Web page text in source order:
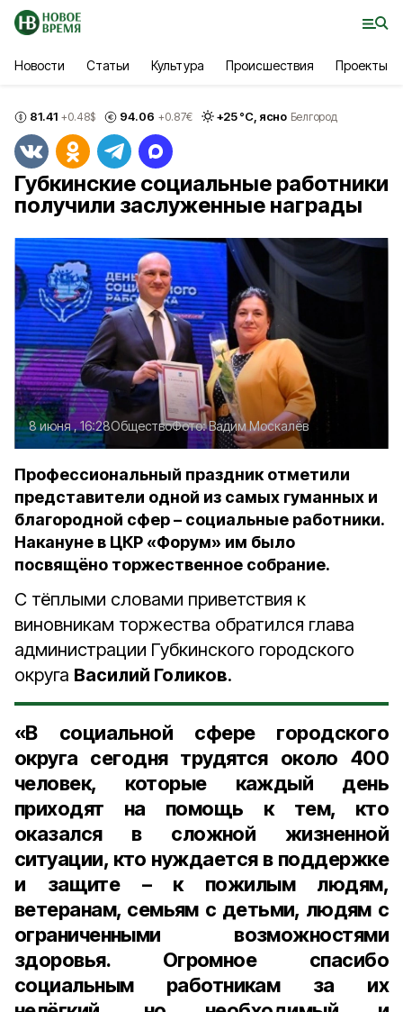
Новости Статьи Культура Происшествия Проекты
81.41 +0.48$ 94.06 +0.87€ +25°С, ясно Белгород
Губкинские социальные работники
получили заслуженные награды
8 июня , 16:28ОбществоФото:Вадим Москалёв
Профессиональный праздник отметили
представители одной из самых гуманных и
благородной сфер – социальные работники.
Накануне в ЦКР «Форум» им было
посвящёно торжественное собрание.
С тёплыми словами приветствия к
виновникам торжества обратился глава
администрации Губкинского городского
округа Василий Голиков.
«В социальной сфере городского
округа сегодня трудятся около 400
человек, которые каждый день
приходят на помощь к тем, кто
оказался в сложной жизненной
ситуации, кто нуждается в поддержке
и защите – к пожилым людям,
ветеранам, семьям с детьми, людям с
ограниченными возможностями
здоровья. Огромное спасибо
социальным работникам за их